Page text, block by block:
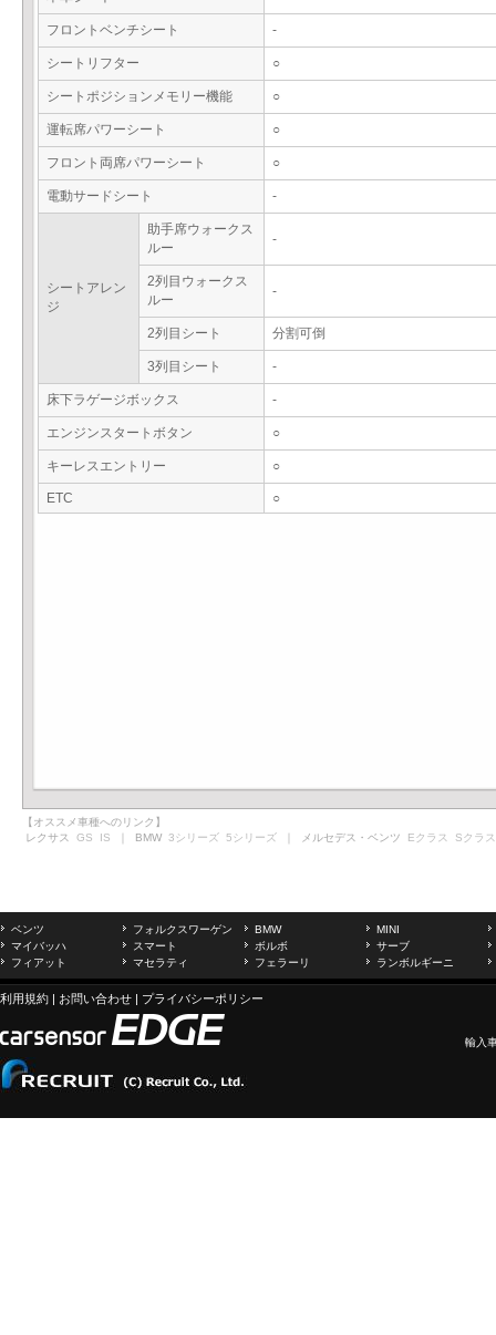
フロントベンチシート -
シートリフター ○
シートポジションメモリー機能 ○
運転席パワーシート ○
フロント両席パワーシート ○
電動サードシート -
シートアレン
ジ
助手席ウォークス
ルー
-
2列目ウォークス
ルー
-
2列目シート 分割可倒
3列目シート -
床下ラゲージボックス -
エンジンスタートボタン ○
キーレスエントリー ○
ETC ○
【オススメ車種へのリンク】
レクサス GS IS ｜ BMW 3シリーズ 5シリーズ ｜ メルセデス・ベンツ Eクラス Sクラス
ベンツ フォルクスワーゲン BMW
MINI
マイバッハ
スマート ボルボ
サーブ
フィアット
マセラティ フェラーリ ランボルギーニ
利用規約 | お問い合わせ | プライバシーポリシー
輸入